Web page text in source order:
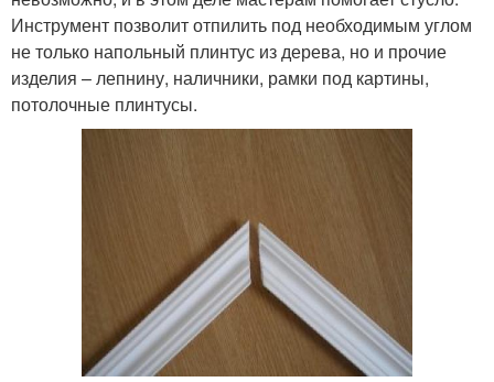
Инструмент позволит отпилить под необходимым углом
не только напольный плинтус из дерева, но и прочие
изделия – лепнину, наличники, рамки под картины,
потолочные плинтусы.